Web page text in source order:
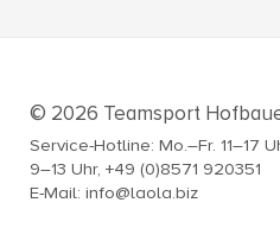
© 2026 Teamsport
Service-Hotline: Mo.–Fr. 11–17
9–13 Uhr, +49 (0)8571 920351
E-Mail: info@laola.biz